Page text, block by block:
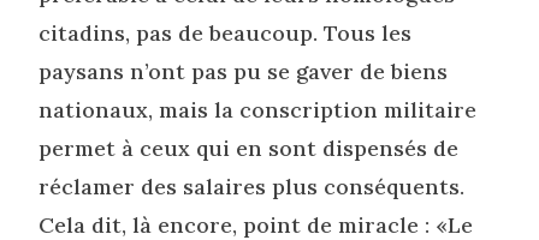
citadins, pas de beaucoup. Tous les
paysans n’ont pas pu se gaver de biens
nationaux, mais la conscription militaire
permet à ceux qui en sont dispensés de
réclamer des salaires plus conséquents.
Cela dit, là encore, point de miracle : «Le